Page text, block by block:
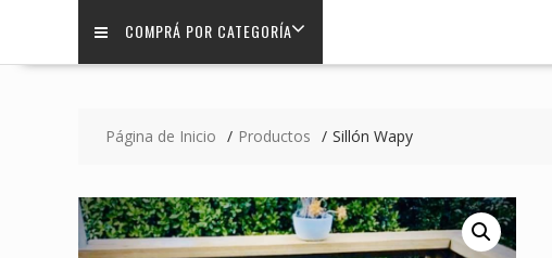
COMPRÁ POR CATEGORÍA
Página de Inicio Productos Sillón Wapy